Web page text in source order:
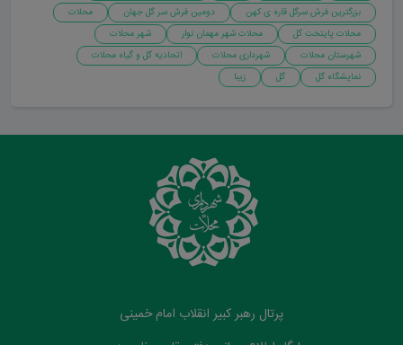
بزرگترین فرش سرگل قاره ی کهن
دومین فرش سر گل جهان
محلات
محلات پایتخت گل
محلات شهر مهمان نوار
شهر محلات
شهرستان محلات
شهرداری محلات
اتحادیه گل و گیاه محلات
نمایشگاه گل
گل زیبا
پرتال رهبر کبیر انقلاب امام خمینی